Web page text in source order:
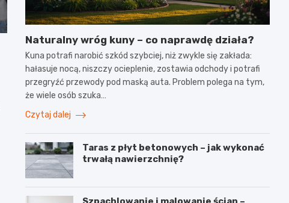
Naturalny wróg kuny – co naprawdę działa?
Kuna potrafi narobić szkód szybciej, niż zwykle się zakłada:
hałasuje nocą, niszczy ocieplenie, zostawia odchody i potrafi
przegryźć przewody pod maską auta. Problem polega na tym,
że wiele osób szuka…
Czytaj dalej
Taras z płyt betonowych – jak wykonać
trwałą nawierzchnię?